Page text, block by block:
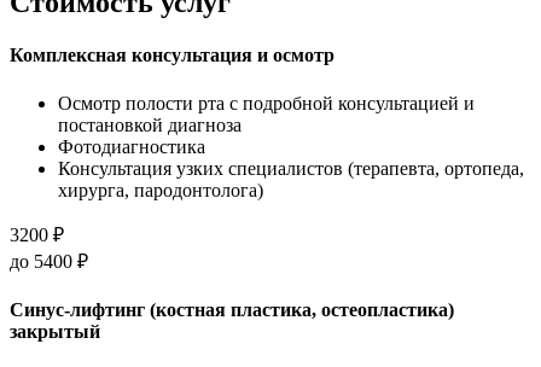
Комплексная консультация и осмотр
Осмотр полости рта с подробной консультацией и
постановкой диагноза
Фотодиагностика
Консультация узких специалистов (терапевта, ортопеда,
хирурга, пародонтолога)
3200 ₽
до 5400 ₽
Синус-лифтинг (костная пластика, остеопластика)
закрытый